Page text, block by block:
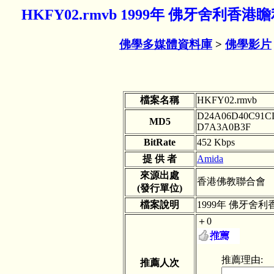
HKFY02.rmvb 1999年 佛牙舍利香港
佛學多媒體資料庫 > 佛學影片
檔案名稱 HKFY02.rmvb
MD5
D7A3A0B3F
BitRate
452 Kbps
提 供 者
Amida
來源出處
(發行單位)
香港佛教聯合
檔案說明 1999年 佛牙舍利
推薦人次
＋0
推薦理由: